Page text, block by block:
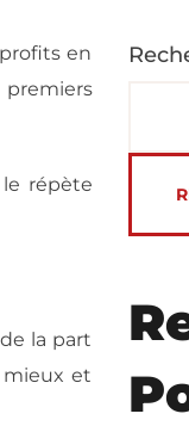
en
répète
la part
mieux et